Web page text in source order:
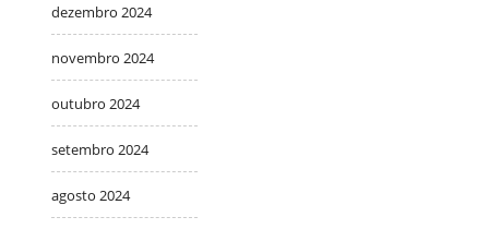
dezembro 2024
novembro 2024
outubro 2024
setembro 2024
agosto 2024